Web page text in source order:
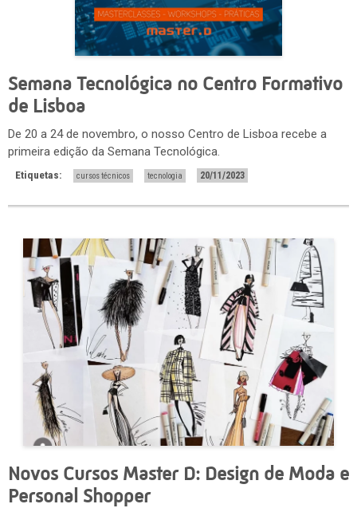
Semana Tecnológica no Centro Formativo
de Lisboa
De 20 a 24 de novembro, o nosso Centro de Lisboa recebe a
primeira edição da Semana Tecnológica.
Etiquetas: cursos técnicos tecnologia 20/11/2023
Novos Cursos Master D: Design de Moda e
Personal Shopper